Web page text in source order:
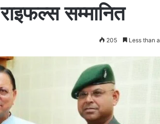
सम्मानित
205 Less than